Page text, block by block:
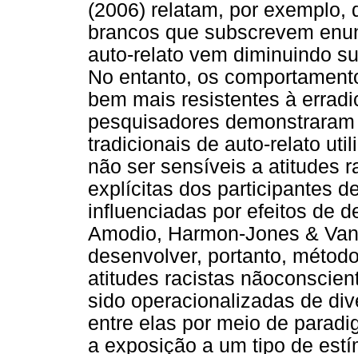
(2006) relatam, por exemplo,
brancos que subscrevem
auto-relato vem diminuindo
No entanto, os
bem mais resistentes à
pesquisadores
tradicionais de auto-relato
não ser sensíveis a atitudes
explícitas dos participantes
influenciadas por efeitos de
Amodio, Harmon-Jones &
desenvolver, portanto,
atitudes racistas
sido operacionalizadas de
entre elas por meio de
a exposição a um tipo de